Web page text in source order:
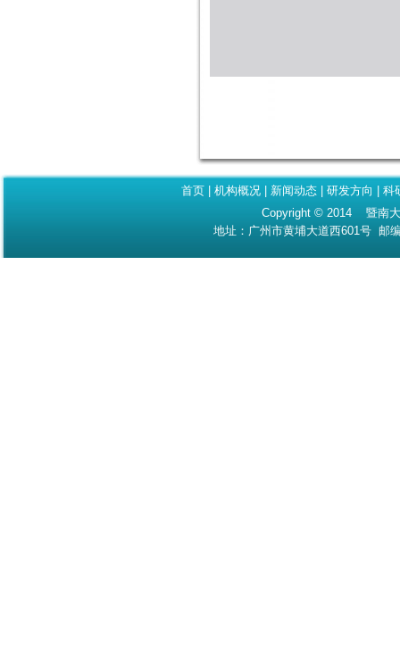
首页 |机构概况 新闻动态 |研发方向 |科
Copyright © 2014 暨南
地址：广州市黄埔大道西601号 邮